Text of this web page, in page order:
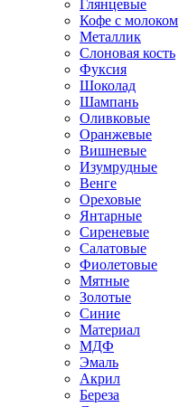
Глянцевые
Кофе с молоком
Металлик
Слоновая кость
Фуксия
Шоколад
Шампань
Оливковые
Оранжевые
Вишневые
Изумрудные
Венге
Ореховые
Янтарные
Сиреневые
Салатовые
Фиолетовые
Мятные
Золотые
Синие
Материал
МДФ
Эмаль
Акрил
Береза